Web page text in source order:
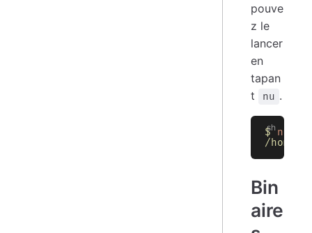
pouve
z le
lancer
en
tapan
t
nu .
$ nu
/home/
Bin
aire